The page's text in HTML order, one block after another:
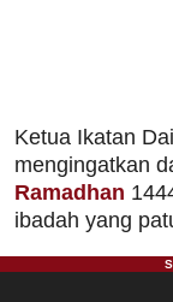
Ketua Ikatan
mengingatkan
Ramadhan
ibadah yang